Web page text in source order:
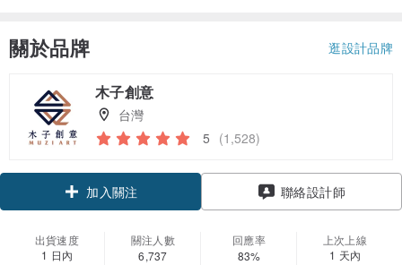
關於品牌 逛設計品牌
木子創意
台灣
5 (1,528)
加入關注 聯絡設計師
出貨速度
1 日內
關注人數
6,737
回應率
83%
上次上線
1 天內